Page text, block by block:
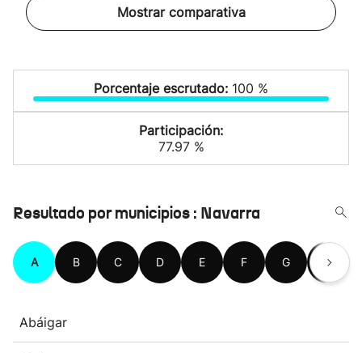
Mostrar comparativa
Porcentaje escrutado: 100 %
Participación:
77.97 %
Resultado por municipios : Navarra
A B C D E F G H
Abáigar